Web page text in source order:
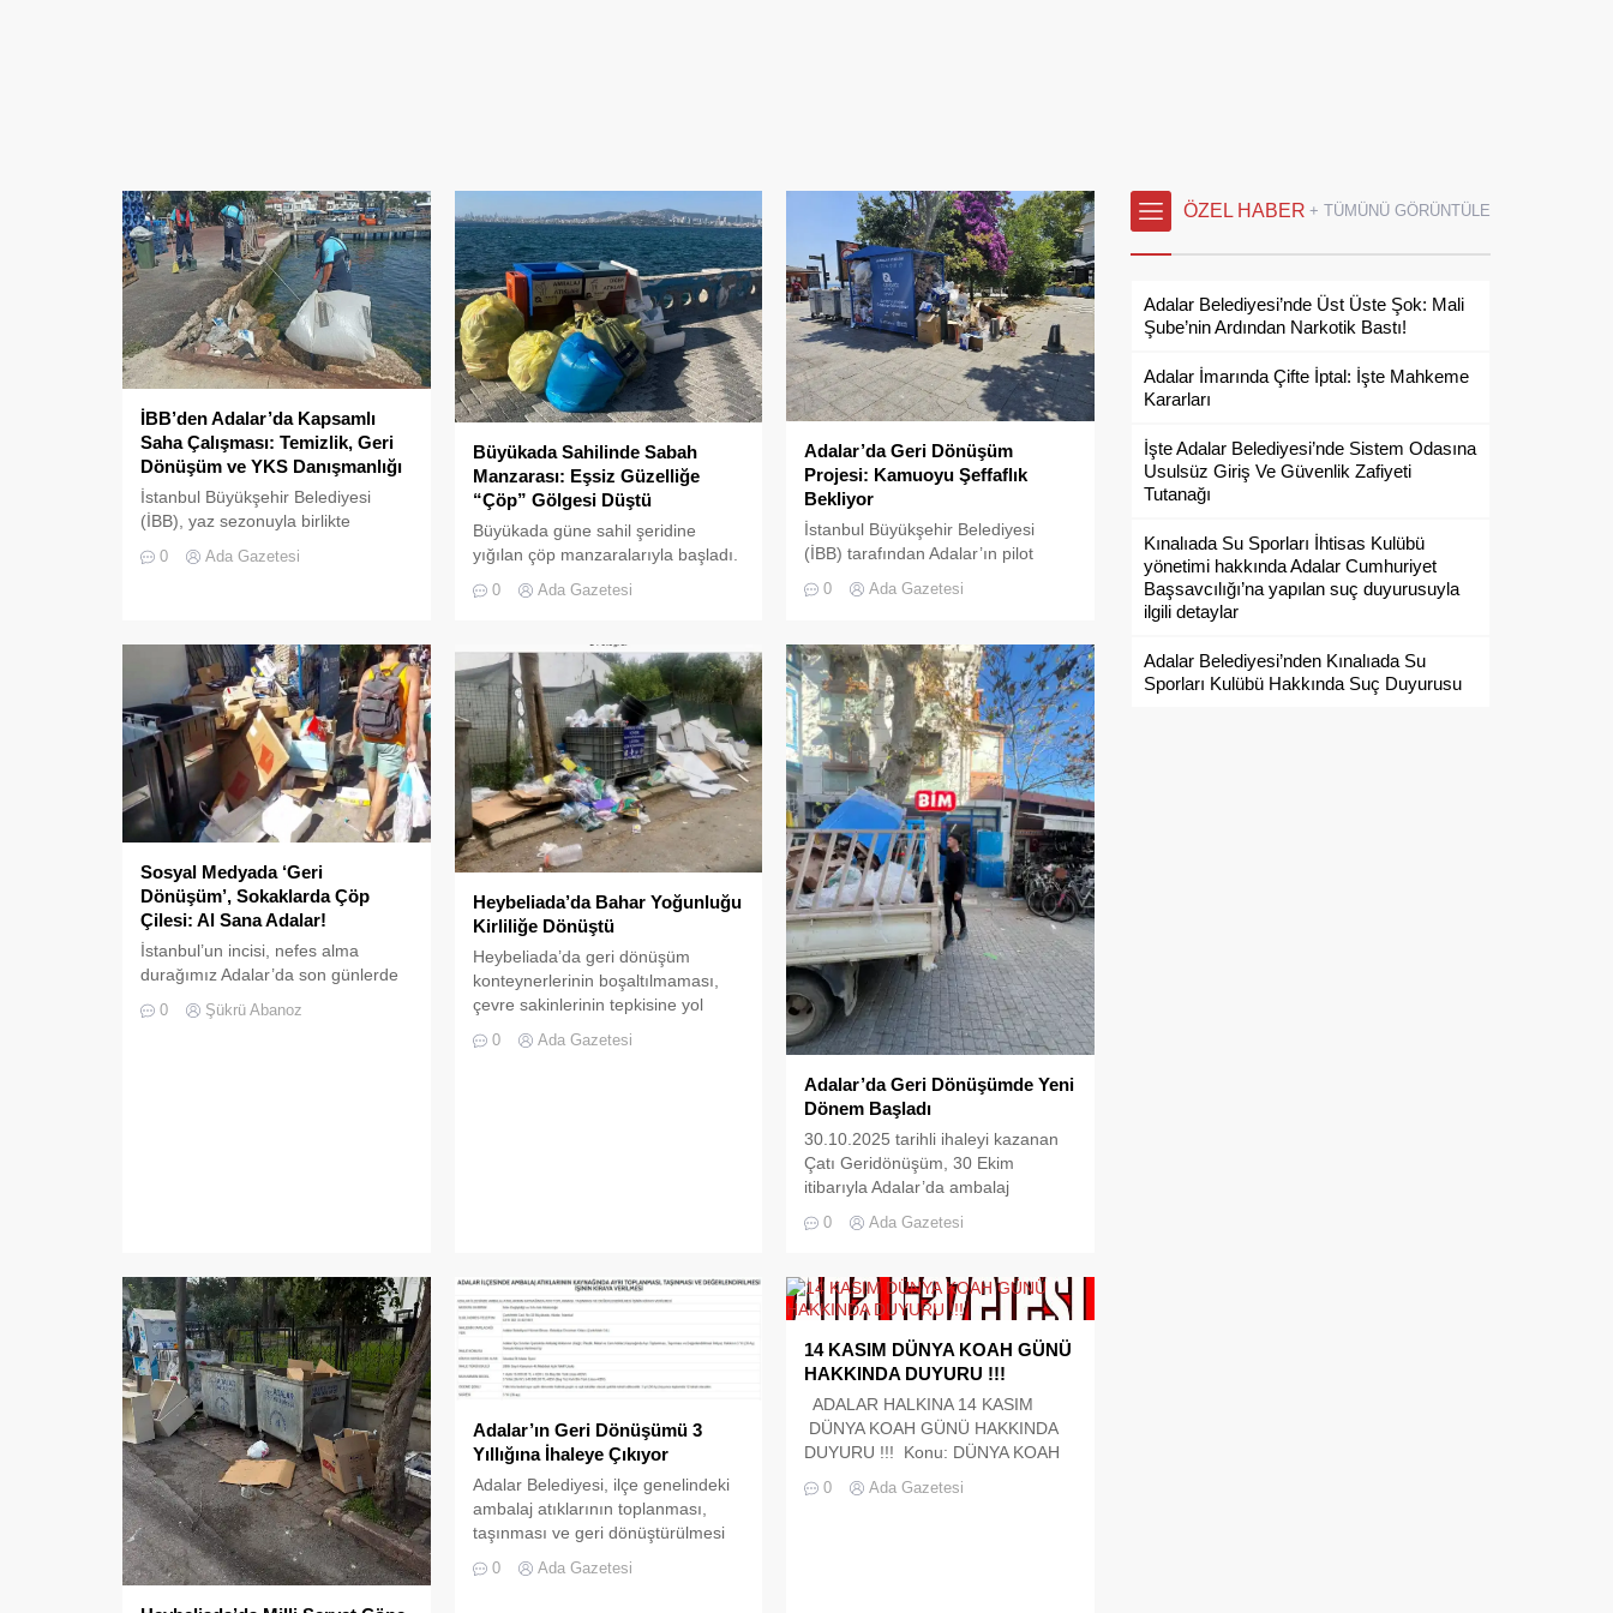
İBB’den Adalar’da Kapsamlı
Saha Çalışması: Temizlik, Geri
Dönüşüm ve YKS Danışmanlığı
İstanbul Büyükşehir Belediyesi
(İBB), yaz sezonuyla birlikte
Adalar genelinde çevre koruma ve
0 Ada Gazetesi
Büyükada Sahilinde Sabah
Manzarası: Eşsiz Güzelliğe
“Çöp” Gölgesi Düştü
Büyükada güne sahil şeridine
yığılan çöp manzaralarıyla başladı.
bırakılan dev çöp poşetleri, adanın
oluşturdu.
0 Ada Gazetesi
Adalar’da Geri Dönüşüm
Projesi: Kamuoyu Şeffaflık
Bekliyor
İstanbul Büyükşehir Belediyesi
(İBB) tarafından Adalar’ın pilot
bölge ilan edilmesiyle başlatılan
geri dönüşüm projesi yaklaşık iki
kapsamında İBB personeli evlere
geri dönüşüm poşetleri dağıtıyor,
haftanın belirli günlerinde
ayrıştırılmış atıkları topluyor.
Adalar’ın birçok noktasına geri
dönüşüm konteynerleri ve büyük
toplama kafesleri yerleştirildi. Adalı
vatandaşlar çevreye duyarlılık
göstererek...
0 Ada Gazetesi
Sosyal Medyada ‘Geri
Dönüşüm’, Sokaklarda Çöp
Çilesi: Al Sana Adalar!
İstanbul’un incisi, nefes alma
durağımız Adalar’da son günlerde
Daha doğrusu sosyal medyada
0 Şükrü Abanoz
Heybeliada’da Bahar Yoğunluğu
Kirliliğe Dönüştü
Heybeliada’da geri dönüşüm
konteynerlerinin boşaltılmaması,
çevre sakinlerinin tepkisine yol
0 Ada Gazetesi
Adalar’da Geri Dönüşümde Yeni
Dönem Başladı
30.10.2025 tarihli ihaleyi kazanan
Çatı Geridönüşüm, 30 Ekim
itibarıyla Adalar’da ambalaj
Sistemin koordinasyonunu,
tecrübesi bulunan Muhammet
Uygun yürütüyor. Adalar’da 30.10.
“Ambalaj Atığı Toplama” ihalesi
sonuçlandı ve yeni dönem 30 Ekim
2025 tarihi itibarıyla resmen
başladı. İhaleyi kazanan Çatı
Geridönüşüm...
0 Ada Gazetesi
Adalar’ın Geri Dönüşümü 3
Yıllığına İhaleye Çıkıyor
Adalar Belediyesi, ilçe genelindeki
ambalaj atıklarının toplanması,
taşınması ve geri dönüştürülmesi
imtiyaz hakkını 3 yıllığına kiralamak
için ihaleye çıkıyor. İhale, 30 Ekim
0 Ada Gazetesi
14 KASIM DÜNYA KOAH GÜNÜ
HAKKINDA DUYURU !!!
ADALAR HALKINA 14 KASIM
DÜNYA KOAH GÜNÜ HAKKINDA
DUYURU !!! Konu: DÜNYA KOAH
günü sebebiyle Türk
0 Ada Gazetesi
ÖZEL HABER + TÜMÜNÜ GÖRÜNTÜLE
Adalar Belediyesi’nde Üst Üste Şok: Mali
Şube’nin Ardından Narkotik Bastı!
Adalar İmarında Çifte İptal: İşte Mahkeme
Kararları
İşte Adalar Belediyesi’nde Sistem Odasına
Usulsüz Giriş Ve Güvenlik Zafiyeti
Tutanağı
Kınalıada Su Sporları İhtisas Kulübü
yönetimi hakkında Adalar Cumhuriyet
Başsavcılığı’na yapılan suç duyurusuyla
ilgili detaylar
Adalar Belediyesi’nden Kınalıada Su
Sporları Kulübü Hakkında Suç Duyurusu